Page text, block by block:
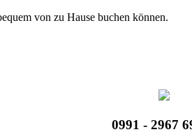
von zu Hause buchen können.
0991 - 2967